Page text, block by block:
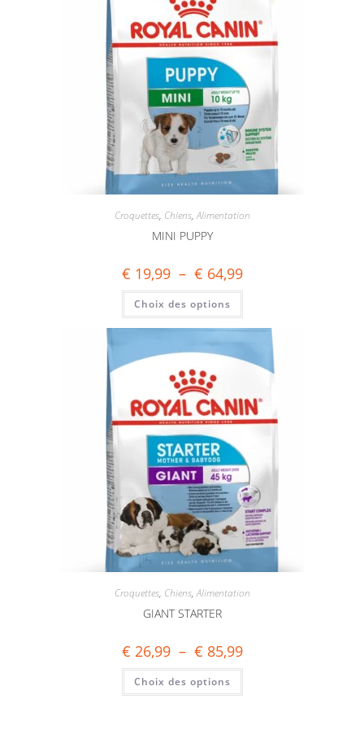
Croquettes, Chiens,Alimentation
MINI PUPPY
€ 19,99 – € 64,99
Choix des options
Croquettes, Chiens,Alimentation
GIANT STARTER
€ 26,99 – € 85,99
Choix des options